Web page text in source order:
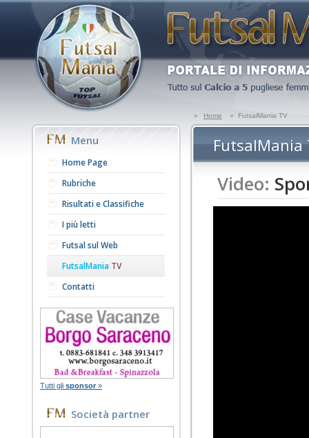
» Home » FutsalMania TV
Menu
Home Page
Rubriche
Risultati e Classifiche
I più letti
Futsal sul Web
FutsalMania TV
Contatti
Tutti gli sponsor »
Società partner
FutsalMania
Video: